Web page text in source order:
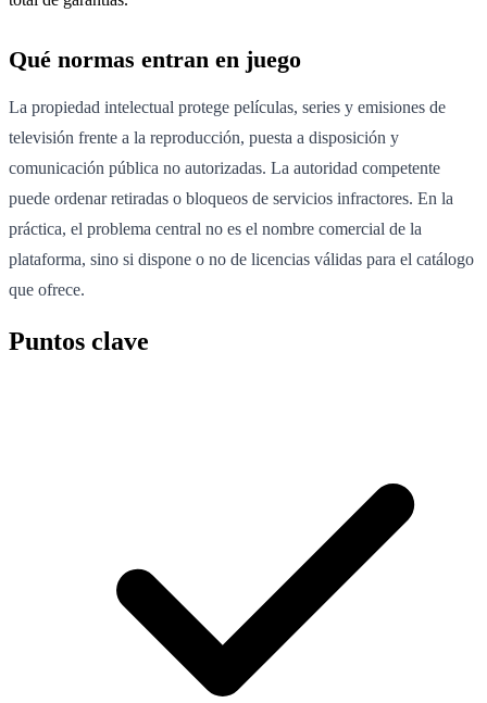
Qué normas entran en juego
La propiedad intelectual protege películas, series y emisiones de
televisión frente a la reproducción, puesta a disposición y
comunicación pública no autorizadas. La autoridad competente
puede ordenar retiradas o bloqueos de servicios infractores. En la
práctica, el problema central no es el nombre comercial de la
plataforma, sino si dispone o no de licencias válidas para el catálogo
que ofrece.
Puntos clave